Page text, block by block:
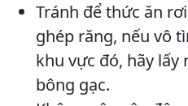
Tránh để thức ăn
ghép răng, nếu vô
khu vực đó, hãy lấy
bông gạc.